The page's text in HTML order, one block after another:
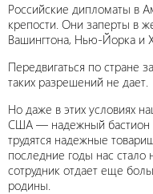
Российские дипломаты в
крепости. Они заперты в
Вашингтона, Нью-Йорка и
Передвигаться по стране
таких разрешений не дает.
Но даже в этих условиях
США — надежный бастион
трудятся надежные
последние годы нас
сотрудник отдает еще
родины.